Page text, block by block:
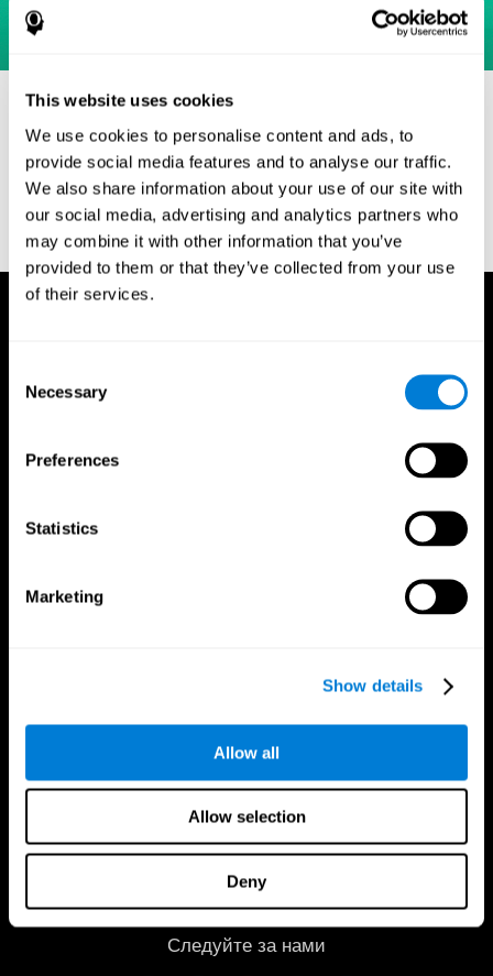
This website uses cookies
We use cookies to personalise content and ads, to
provide social media features and to analyse our traffic.
We also share information about your use of our site with
our social media, advertising and analytics partners who
may combine it with other information that you’ve
provided to them or that they’ve collected from your use
of their services.
Selection
Necessary
Preferences
Statistics
Marketing
Show details
Allow all
Allow selection
Deny
Источники
Eriksen, B. A.; Eriksen, C. W. (1974). "Effects of noise letters
upon identification of a target letter in a non- search task".
Perception and Psychophysics. 16: 143–149.
doi:10.3758/bf03203267.
Приложение CogniFit
Следуйте за нами